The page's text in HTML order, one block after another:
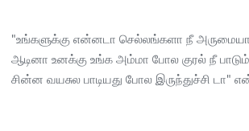
"உங்களுக்கு என்னடா செல்லங்களா நீ
ஆடினா உனக்கு உங்க அம்மா போல குரல் நீ
சின்ன வயசுல பாடியது போல இருந்துச்சி டா"